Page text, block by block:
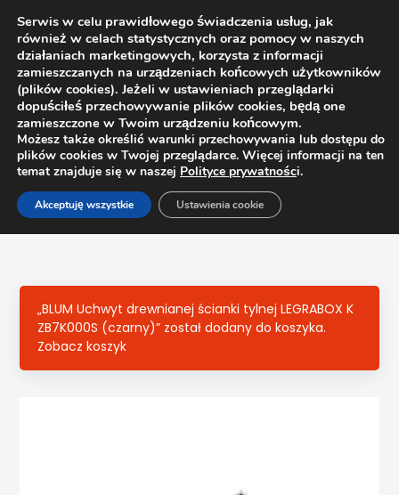
Strona główna Sklep
Szuflady
Wkład na sztućce do Legrabox Blum ZC7S600BS3 Ambia-
„BLUM Uchwyt drewnianej ścianki tylnej LEGRABOX K
ZB7K000S (czarny)” został dodany do koszyka.
Zobacz koszyk
Serwis w celu prawidłowego świadczenia usług, jak
również w celach statystycznych oraz pomocy w naszych
działaniach marketingowych, korzysta z informacji
zamieszczanych na urządzeniach końcowych użytkowników
(plików cookies). Jeżeli w ustawieniach przeglądarki
dopuściłeś przechowywanie plików cookies, będą one
zamieszczone w Twoim urządzeniu końcowym.
Możesz także określić warunki przechowywania lub dostępu do
plików cookies w Twojej przeglądarce. Więcej informacji na ten
temat znajduje się w naszej Polityce prywatności.
Akceptuję wszystkie Ustawienia cookie